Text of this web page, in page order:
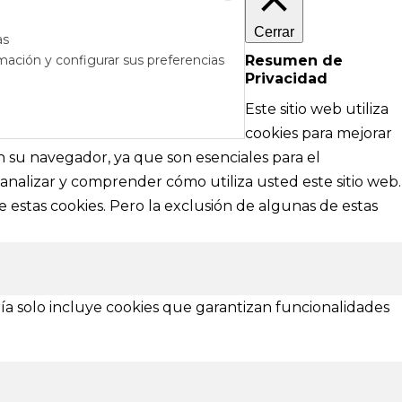
Textos legales e información técnica sobre
nuestra web
Aviso Legal
Política de Privacidad
y configurar sus preferencias
Cerrar
Resumen de
Privacidad
Este sitio web utiliza
cookies para mejorar
navegador, ya que son esenciales para el
y comprender cómo utiliza usted este sitio web.
cookies. Pero la exclusión de algunas de estas
solo incluye cookies que garantizan funcionalidades